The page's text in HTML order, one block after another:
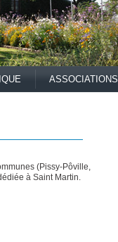
ASSOCIATIONS
(Pissy-Pôville,
à Saint Martin.